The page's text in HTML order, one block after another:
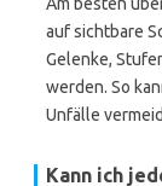
auf sichtbare
Gelenke,
werden. So
Unfälle
Kann ich